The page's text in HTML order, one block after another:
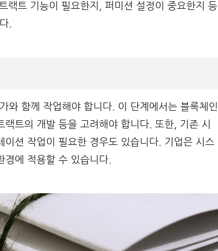
랙트 기능이 필요한지, 퍼미션 설정이 중요한지 등
.
와 함께 작업해야 합니다. 이 단계에서는 블록체인
트의 개발 등을 고려해야 합니다. 또한, 기존 시
션 작업이 필요한 경우도 있습니다. 기업은 시스
에 적용할 수 있습니다.